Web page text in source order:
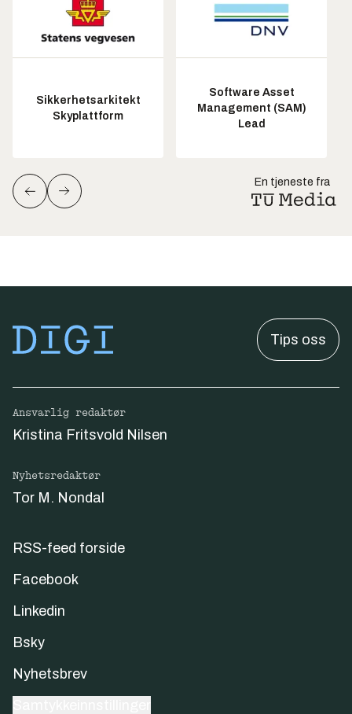
Sikkerhetsarkitekt
Skyplattform
Software Asset
Management (SAM)
Lead
En tjeneste fra
Tips oss
Ansvarlig redaktør
Kristina Fritsvold Nilsen
Nyhetsredaktør
Tor M. Nondal
RSS-feed forside
Facebook
Linkedin
Bsky
Nyhetsbrev